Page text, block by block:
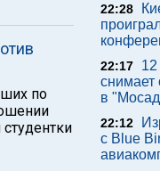
по
22:28
22:17
снимает
в
22:12
с Blue